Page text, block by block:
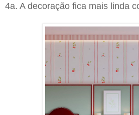
4a. A decoração fica mais linda